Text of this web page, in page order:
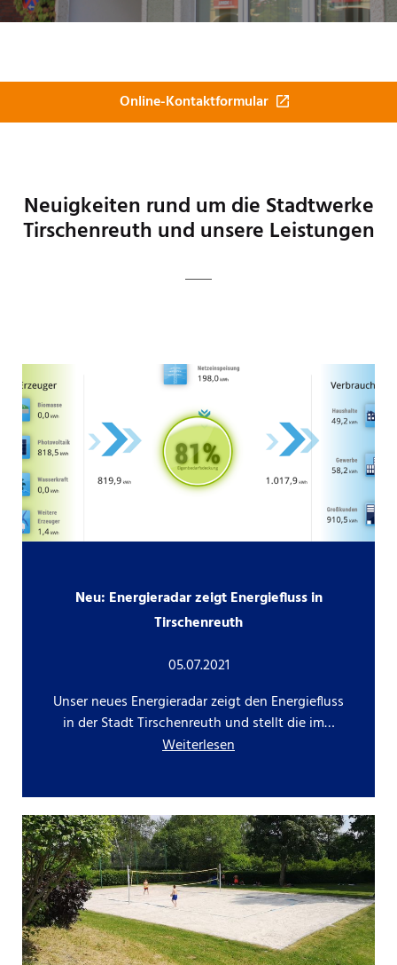
Online-Kontaktformular
Neuigkeiten rund um die Stadtwerke
Tirschenreuth und unsere Leistungen
Neu: Energieradar zeigt Energiefluss in
Tirschenreuth
05.07.2021
Unser neues Energieradar zeigt den Energiefluss
in der Stadt Tirschenreuth und stellt die im…
Weiterlesen